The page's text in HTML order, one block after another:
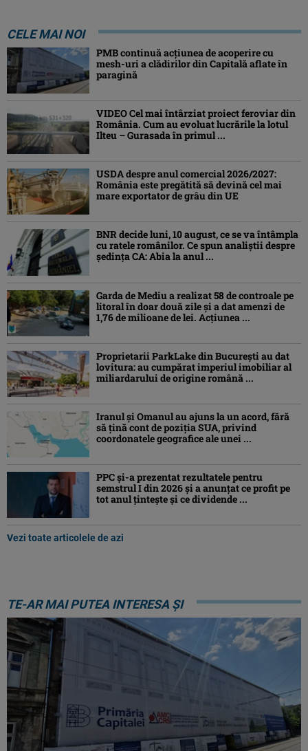
CELE MAI NOI
PMB continuă acțiunea de acoperire cu
mesh-uri a clădirilor din Capitală aflate în
paragină
VIDEO Cel mai întârziat proiect feroviar din
România. Cum au evoluat lucrările la lotul
Ilteu – Gurasada în primul ...
USDA despre anul comercial 2026/2027:
România este pregătită să devină cel mai
mare exportator de grâu din UE
BNR decide luni, 10 august, ce se va întâmpla
cu ratele românilor. Ce spun analiștii despre
ședința CA: Abia la anul ...
Garda de Mediu a realizat 58 de controale pe
litoral în doar două zile și a dat amenzi de
1,76 de milioane de lei. Acțiunea ...
Proprietarii ParkLake din București au dat
lovitura: au cumpărat imperiul imobiliar al
miliardarului de origine română ...
Iranul și Omanul au ajuns la un acord, fără
să țină cont de poziția SUA, privind
coordonatele geografice ale unei ...
PPC și-a prezentat rezultatele pentru
semstrul I din 2026 și a anunțat ce profit pe
tot anul țintește și ce dividende ...
Vezi toate articolele de azi
TE-AR MAI PUTEA INTERESA ȘI